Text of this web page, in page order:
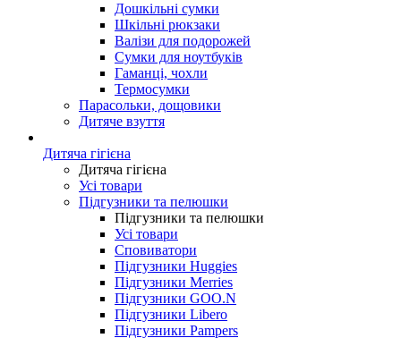
Дошкільні сумки
Шкільні рюкзаки
Валізи для подорожей
Сумки для ноутбуків
Гаманці, чохли
Термосумки
Парасольки, дощовики
Дитяче взуття
Дитяча гігієна
Дитяча гігієна
Усі товари
Підгузники та пелюшки
Підгузники та пелюшки
Усі товари
Сповиватори
Підгузники Huggies
Підгузники Merries
Підгузники GOO.N
Підгузники Libero
Підгузники Pampers